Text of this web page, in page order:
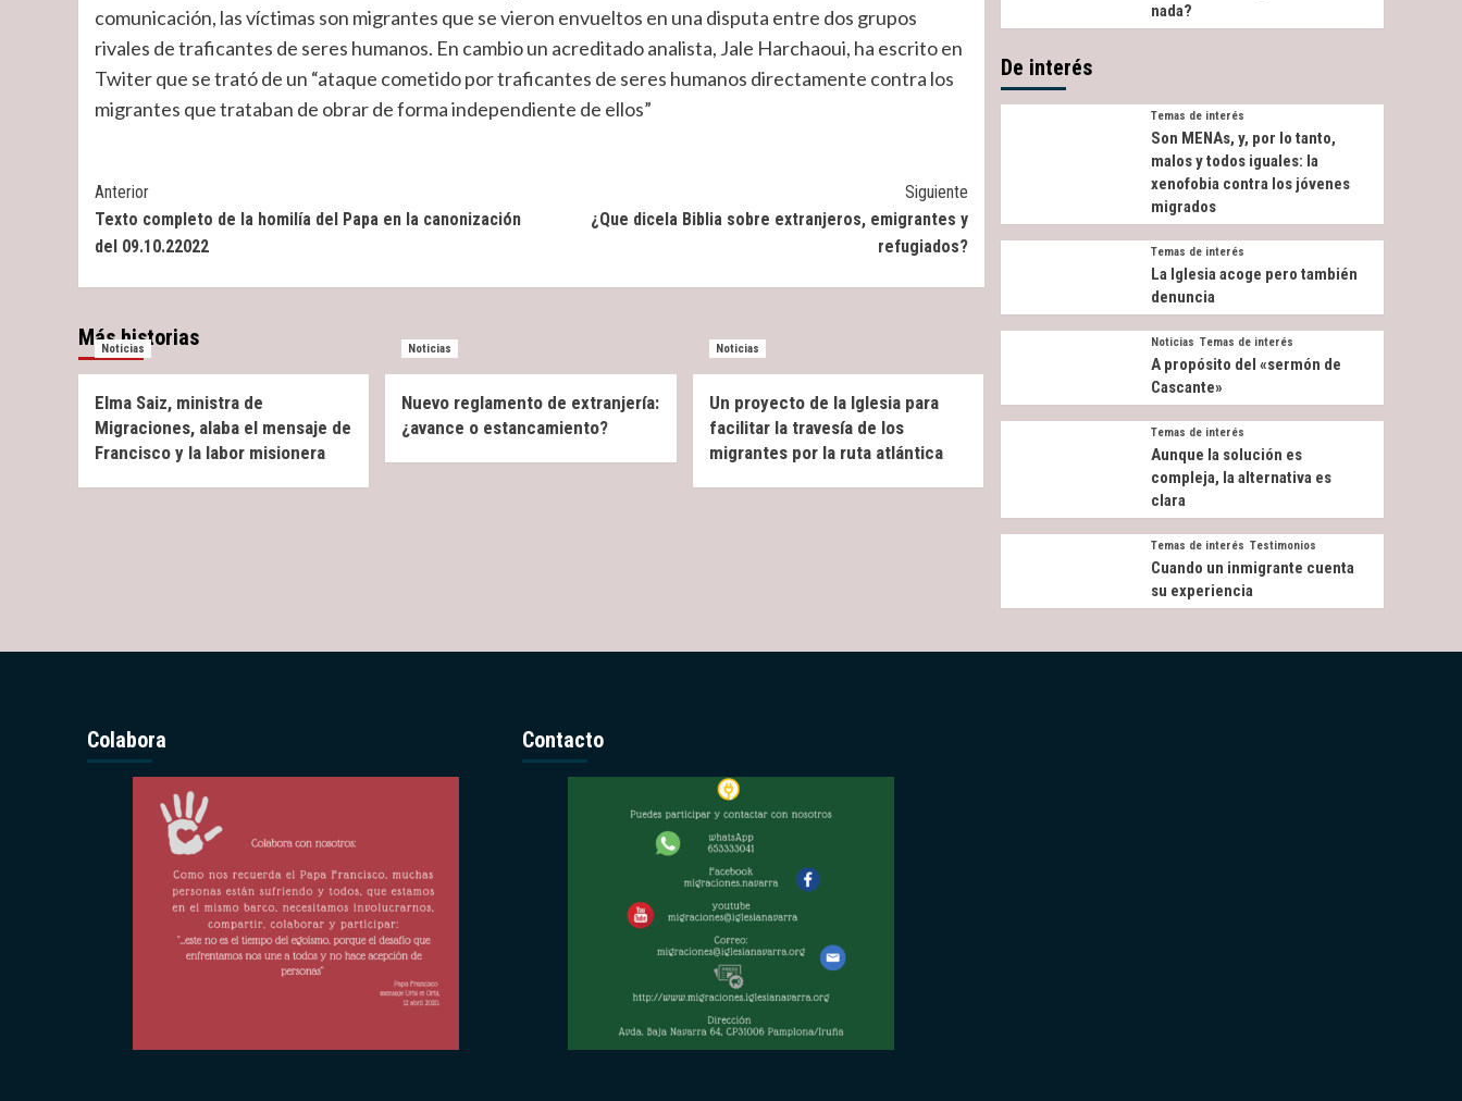
comunicación, las víctimas son migrantes que se vieron envueltos en una disputa entre dos grupos
rivales de traficantes de seres humanos. En cambio un acreditado analista, Jale Harchaoui, ha escrito en
Twiter que se trató de un “ataque cometido por traficantes de seres humanos directamente contra los
migrantes que trataban de obrar de forma independiente de ellos”
Post
Navigation
Anterior
Texto completo de la homilía del Papa en la canonización
del 09.10.22022
Siguiente
¿Que dicela Biblia sobre extranjeros, emigrantes y
refugiados?
Más historias
Noticias
Elma Saiz, ministra de
Migraciones, alaba el mensaje de
Francisco y la labor misionera
Noticias
Nuevo reglamento de extranjería:
¿avance o estancamiento?
Noticias
Un proyecto de la Iglesia para
facilitar la travesía de los
migrantes por la ruta atlántica
nada?
De interés
Temas de interés
Son MENAs, y, por lo tanto,
malos y todos iguales: la
xenofobia contra los jóvenes
migrados
Temas de interés
La Iglesia acoge pero también
denuncia
Noticias Temas de interés
A propósito del «sermón de
Cascante»
Temas de interés
Aunque la solución es
compleja, la alternativa es
clara
Temas de interés Testimonios
Cuando un inmigrante cuenta
su experiencia
Colabora Contacto